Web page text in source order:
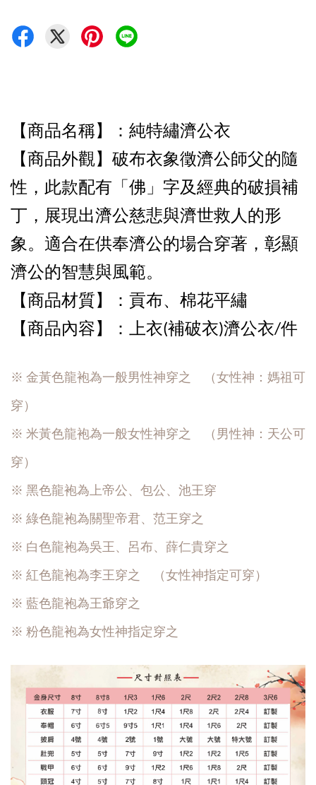
【商品名稱】：純特繡濟公衣
【商品外觀】破布衣象徵濟公師父的隨
性，此款配有「佛」字及經典的破損補
丁，展現出濟公慈悲與濟世救人的形
象。適合在供奉濟公的場合穿著，彰顯
濟公的智慧與風範。
【商品材質】：貢布、棉花平繡
【商品內容 】：上衣(補破衣)濟公衣/件
※ 金黃色龍袍為一般男性神穿之 （女性神：媽祖可
穿）
※ 米黃色龍袍為一般女性神穿之 （男性神：天公可
穿）
※ 黑色龍袍為上帝公、包公、池王穿
※ 綠色龍袍為關聖帝君、范王穿之
※ 白色龍袍為吳王、呂布、薛仁貴穿之
※ 紅色龍袍為李王穿之 （女性神指定可穿）
※ 藍色龍袍為王爺穿之
※ 粉色龍袍為女性神指定穿之